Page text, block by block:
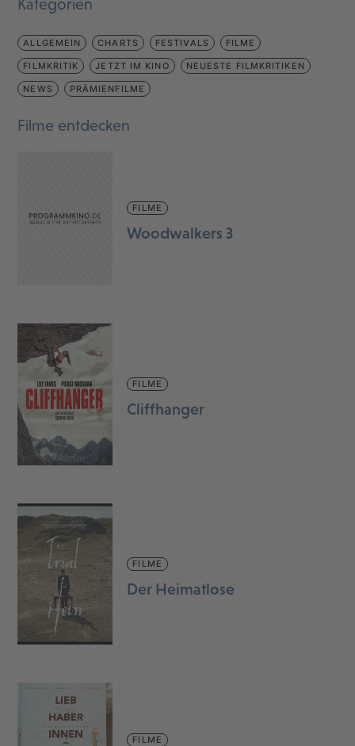
Kategorien
ALLGEMEIN CHARTS FESTIVALS FILME
FILMKRITIK JETZT IM KINO NEUESTE FILMKRITIKEN
NEWS PRÄMIENFILME
Filme entdecken
FILME
Woodwalkers 3
FILME
Cliffhanger
FILME
Der Heimatlose
FILME